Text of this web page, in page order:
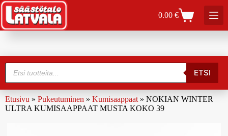
0.00€
ETSI
Etusivu » Pukeutuminen » Kumisaappaat » NOKIAN WINTER
ULTRA KUMISAAPPAAT MUSTA KOKO 39